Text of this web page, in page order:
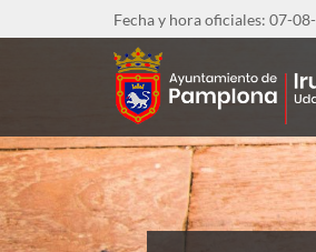
Fecha y hora oficiales: 07-